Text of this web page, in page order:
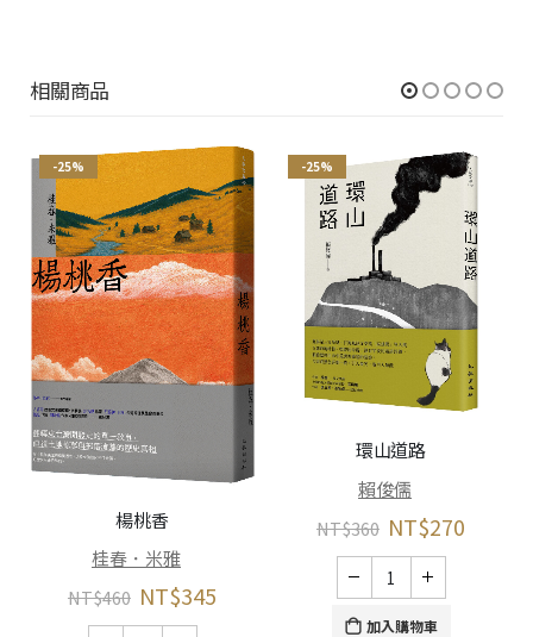
相關商品
-25%
楊桃香
桂春．米雅
NT$460 NT$345
-25%
環山道路
賴俊儒
NT$360 NT$270
加入購物車